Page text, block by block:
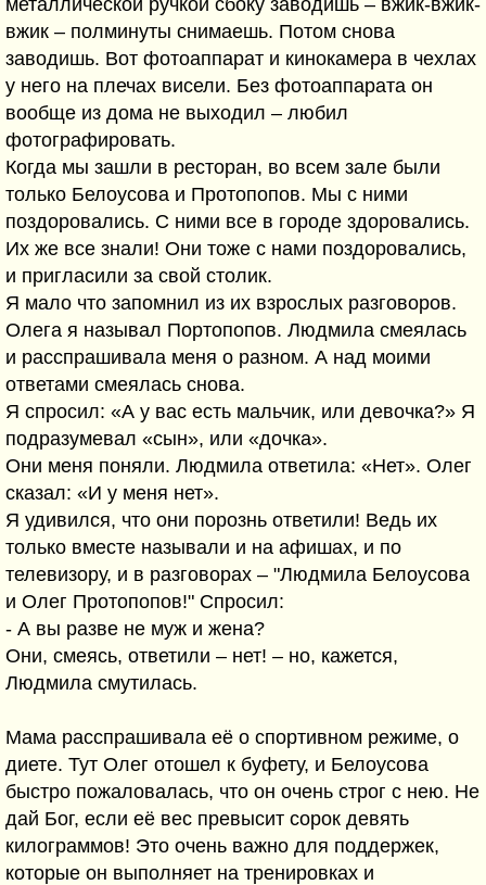
металлической ручкой сбоку заводишь – вжик-вжик-
вжик – полминуты снимаешь. Потом снова
заводишь. Вот фотоаппарат и кинокамера в чехлах
у него на плечах висели. Без фотоаппарата он
вообще из дома не выходил – любил
фотографировать.
Когда мы зашли в ресторан, во всем зале были
только Белоусова и Протопопов. Мы с ними
поздоровались. С ними все в городе здоровались.
Их же все знали! Они тоже с нами поздоровались,
и пригласили за свой столик.
Я мало что запомнил из их взрослых разговоров.
Олега я называл Портопопов. Людмила смеялась
и расспрашивала меня о разном. А над моими
ответами смеялась снова.
Я спросил: «А у вас есть мальчик, или девочка?» Я
подразумевал «сын», или «дочка».
Они меня поняли. Людмила ответила: «Нет». Олег
сказал: «И у меня нет».
Я удивился, что они порознь ответили! Ведь их
только вместе называли и на афишах, и по
телевизору, и в разговорах – "Людмила Белоусова
и Олег Протопопов!" Спросил:
- А вы разве не муж и жена?
Они, смеясь, ответили – нет! – но, кажется,
Людмила смутилась.
Мама расспрашивала её о спортивном режиме, о
диете. Тут Олег отошел к буфету, и Белоусова
быстро пожаловалась, что он очень строг с нею. Не
дай Бог, если её вес превысит сорок девять
килограммов! Это очень важно для поддержек,
которые он выполняет на тренировках и